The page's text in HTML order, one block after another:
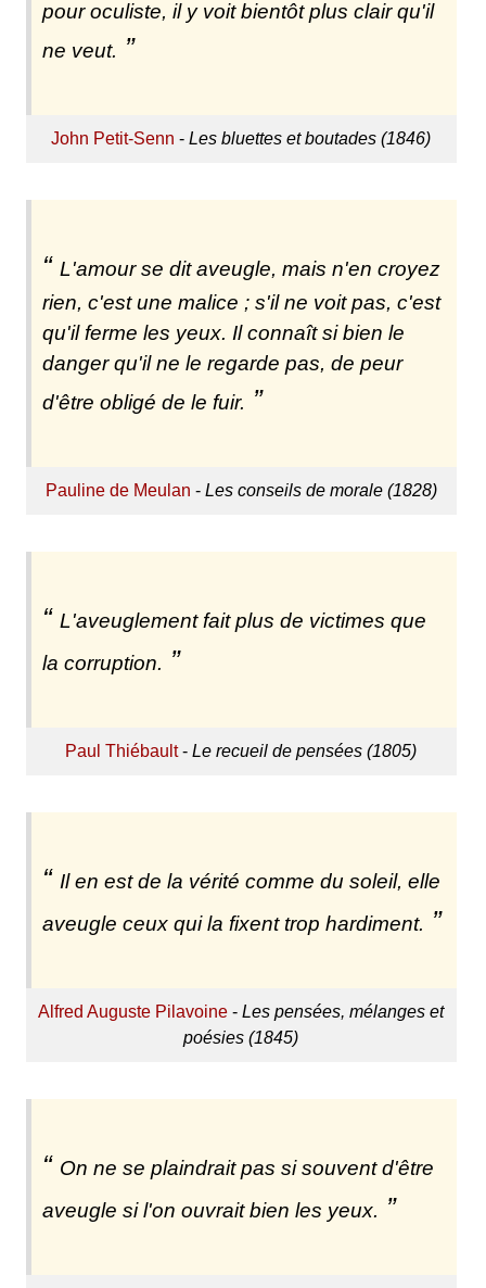
pour oculiste, il y voit bientôt plus clair qu'il
ne veut.
John Petit-Senn -Les bluettes et boutades (1846)
L'amour se dit aveugle, mais n'en croyez
rien, c'est une malice ; s'il ne voit pas, c'est
qu'il ferme les yeux. Il connaît si bien le
danger qu'il ne le regarde pas, de peur
d'être obligé de le fuir.
Pauline de Meulan - Les conseils de morale (1828)
L'aveuglement fait plus de victimes que
la corruption.
Paul Thiébault-Le recueil de pensées (1805)
Il en est de la vérité comme du soleil, elle
aveugle ceux qui la fixent trop hardiment.
Alfred Auguste Pilavoine -Les pensées, mélanges et
poésies (1845)
On ne se plaindrait pas si souvent d'être
aveugle si l'on ouvrait bien les yeux.